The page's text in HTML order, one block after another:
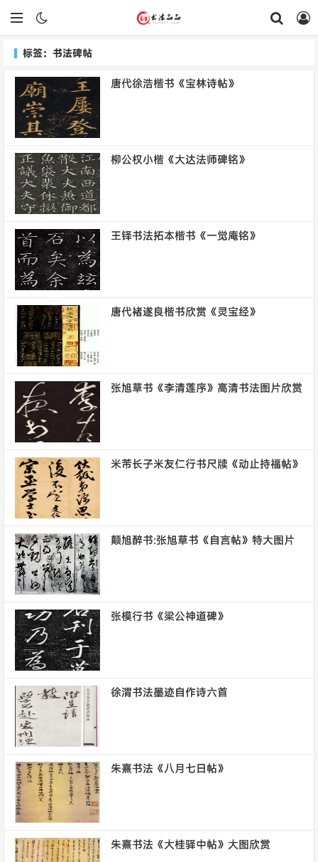
标签：书法碑帖
唐代徐浩楷书《宝林诗帖》
柳公权小楷《大达法师碑铭》
王铎书法拓本楷书《一觉庵铭》
唐代褚遂良楷书欣赏《灵宝经》
张旭草书《李清莲序》高清书法图片欣赏
米芾长子米友仁行书尺牍《动止持福帖》
颠旭醉书:张旭草书《自言帖》特大图片
张模行书《梁公神道碑》
徐渭书法墨迹自作诗六首
朱熹书法《八月七日帖》
朱熹书法《大桂驿中帖》大图欣赏